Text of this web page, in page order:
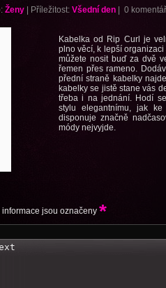
Ženy Příležitost: Všední den 0
Kabelka od Rip Curl je
plno věcí, k lepší
můžete nosit buď za dvě
řemen přes rameno.
přední straně kabelky
kabelky se jistě stane vás
třeba i na jednání. Hodí
stylu elegantnímu, jak
disponuje značně
módy nejvyjde.
jsou označeny *